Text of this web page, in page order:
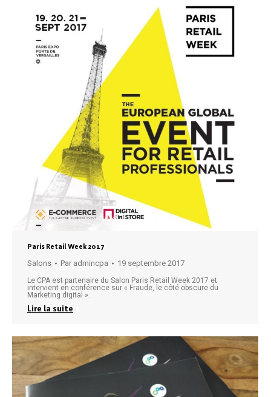
Paris Retail Week 2017
Salons Par admincpa 19 septembre 2017
Le CPA est partenaire du Salon Paris Retail Week 2017 et
intervient en conférence sur « Fraude, le côté obscure du
Marketing digital ».
Lire la suite